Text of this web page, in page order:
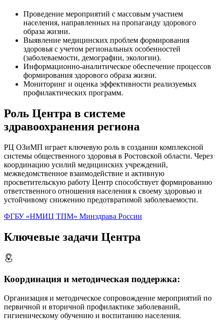
Проведение мероприятий с массовым участием
населения, направленных на пропаганду здорового
образа жизни.
Выявление медицинских проблем формирования
здоровья с учетом региональных особенностей
(заболеваемости, демографии, экологии).
Информационно-аналитическое обеспечение процессов
формирования здорового образа жизни.
Мониторинг и оценка эффективности реализуемых
профилактических программ.
Роль Центра в системе
здравоохранения региона
РЦ ОЗиМП играет ключевую роль в создании комплексной
системы общественного здоровья в Ростовской области. Через
координацию усилий медицинских учреждений,
межведомственное взаимодействие и активную
просветительскую работу Центр способствует формированию
ответственного отношения населения к своему здоровью и
устойчивому снижению предотвратимой заболеваемости.
ФГБУ «НМИЦ ТПМ» Минздрава России
Ключевые задачи Центра
Координация и методическая поддержка:
Организация и методическое сопровождение мероприятий по
первичной и вторичной профилактике заболеваний,
гигиеническому обучению и воспитанию населения.